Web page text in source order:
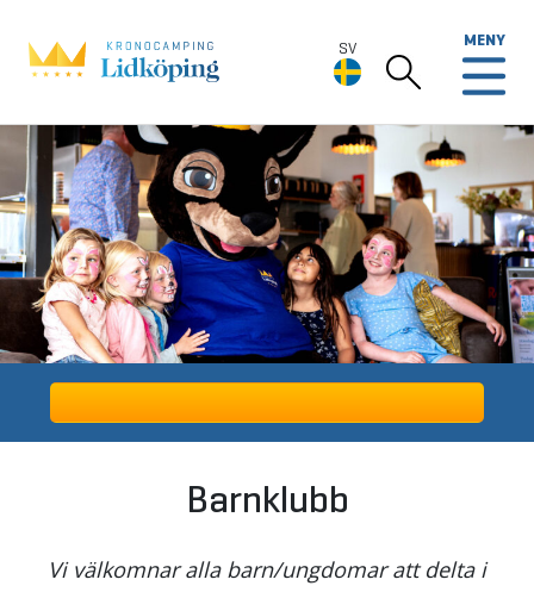
SV
SV
Deutsch
English
MENY
Barnklubb
Vi välkomnar alla barn/ungdomar att delta i